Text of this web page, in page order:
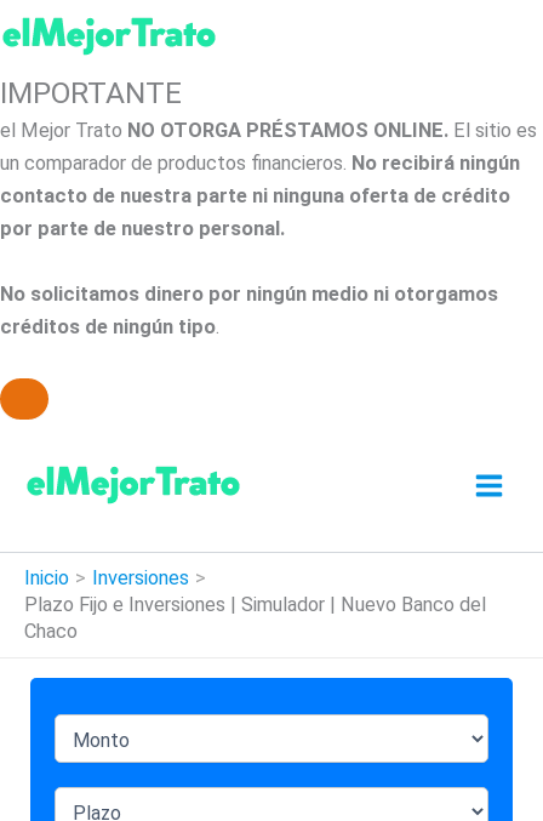
IMPORTANTE
el Mejor Trato NO OTORGA PRÉSTAMOS ONLINE. El sitio es
un comparador de productos financieros. No recibirá ningún
contacto de nuestra parte ni ninguna oferta de crédito
por parte de nuestro personal.
No solicitamos dinero por ningún medio ni otorgamos
créditos de ningún tipo.
contenido
Inicio
Inversiones
Plazo Fijo e Inversiones | Simulador | Nuevo Banco del
Chaco